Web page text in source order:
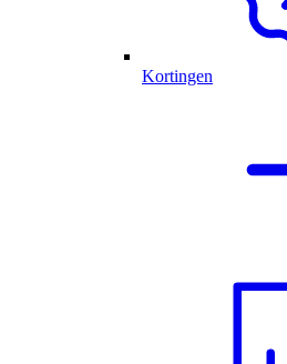
Kortingen